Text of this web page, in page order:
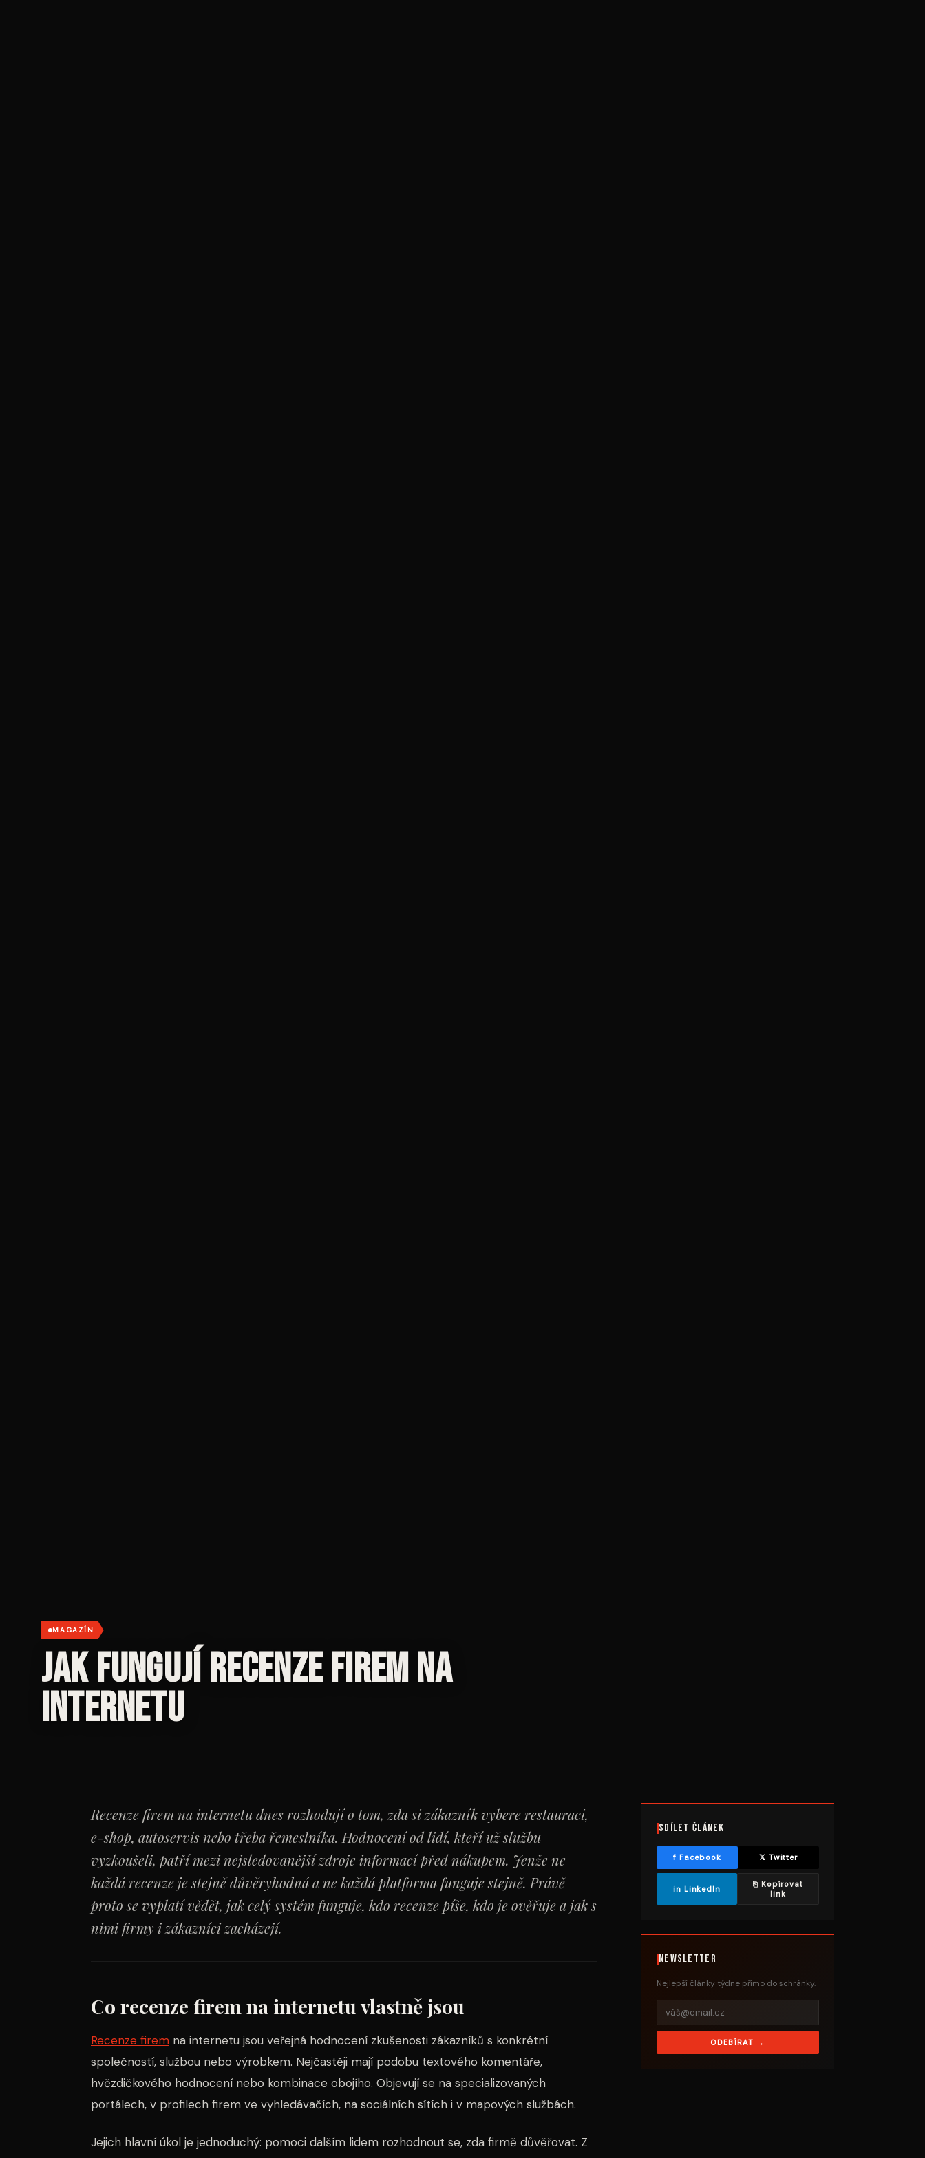
MAGAZÍN
Jak fungují recenze firem na
internetu
Recenze firem na internetu dnes rozhodují o tom, zda si zákazník vybere restauraci,
e-shop, autoservis nebo třeba řemeslníka. Hodnocení od lidí, kteří už službu
vyzkoušeli, patří mezi nejsledovanější zdroje informací před nákupem. Jenže ne
každá recenze je stejně důvěryhodná a ne každá platforma funguje stejně. Právě
proto se vyplatí vědět, jak celý systém funguje, kdo recenze píše, kdo je ověřuje a jak s
nimi firmy i zákazníci zacházejí.
Co recenze firem na internetu vlastně jsou
Recenze firem na internetu jsou veřejná hodnocení zkušenosti zákazníků s konkrétní
společností, službou nebo výrobkem. Nejčastěji mají podobu textového komentáře,
hvězdičkového hodnocení nebo kombinace obojího. Objevují se na specializovaných
portálech, v profilech firem ve vyhledávačích, na sociálních sítích i v mapových službách.
Jejich hlavní úkol je jednoduchý: pomoci dalším lidem rozhodnout se, zda firmě důvěřovat. Z
Sdílet článek
f Facebook 𝕏 Twitter
in LinkedIn
⎘ Kopírovat
link
Newsletter
Nejlepší články týdne přímo do schránky.
ODEBÍRAT →